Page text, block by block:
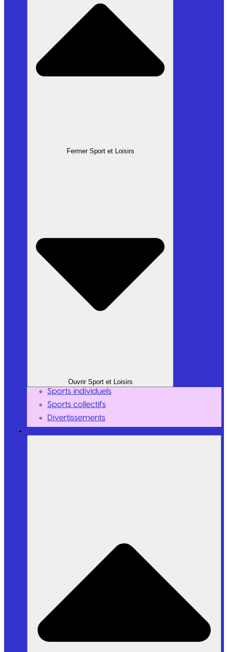
Fermer Sport et Loisirs
Ouvrir Sport et Loisirs
Sports individuels
Sports collectifs
Divertissements